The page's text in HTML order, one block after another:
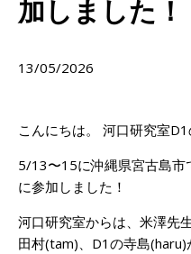
加しました！
13/05/2026
こんにちは。 河口研究室D1
5/13〜15に沖縄県宮古島市
に参加しました！
河口研究室からは、米澤先
田村(tam)、D1の寺島